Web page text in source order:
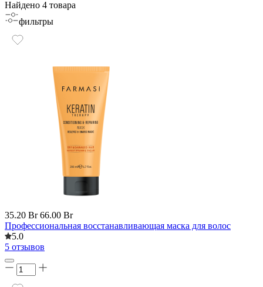
Найдено 4 товара
фильтры
35.20 Br 66.00 Br
Профессиональная восстанавливающая маска для волос
5.0
5 отзывов